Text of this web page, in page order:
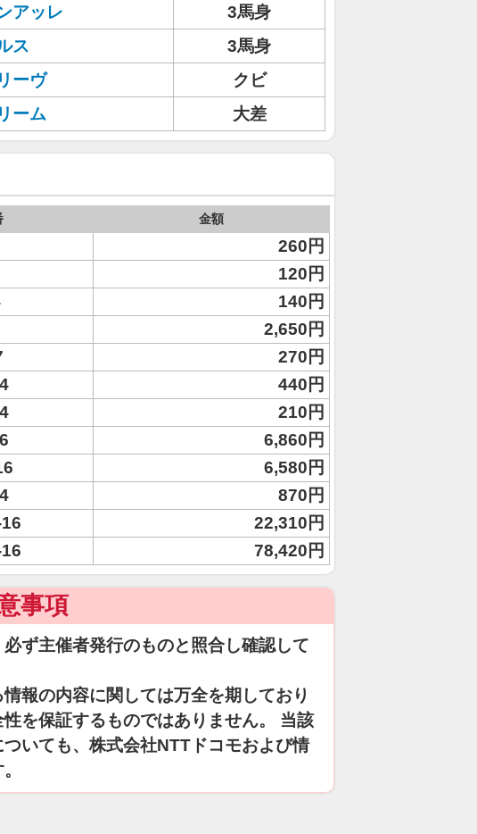
アッレ
3馬身
ス
3馬身
ーヴ
クビ
ーム 大差
金額
260円
120円
140円
2,650円
270円
440円
210円
6,860円
6,580円
870円
22,310円
78,420円
事項
ず主催者発行のものと照合し確認して
報の内容に関しては万全を期しており
を保証するものではありません。 当該
いても、株式会社NTTドコモおよび情